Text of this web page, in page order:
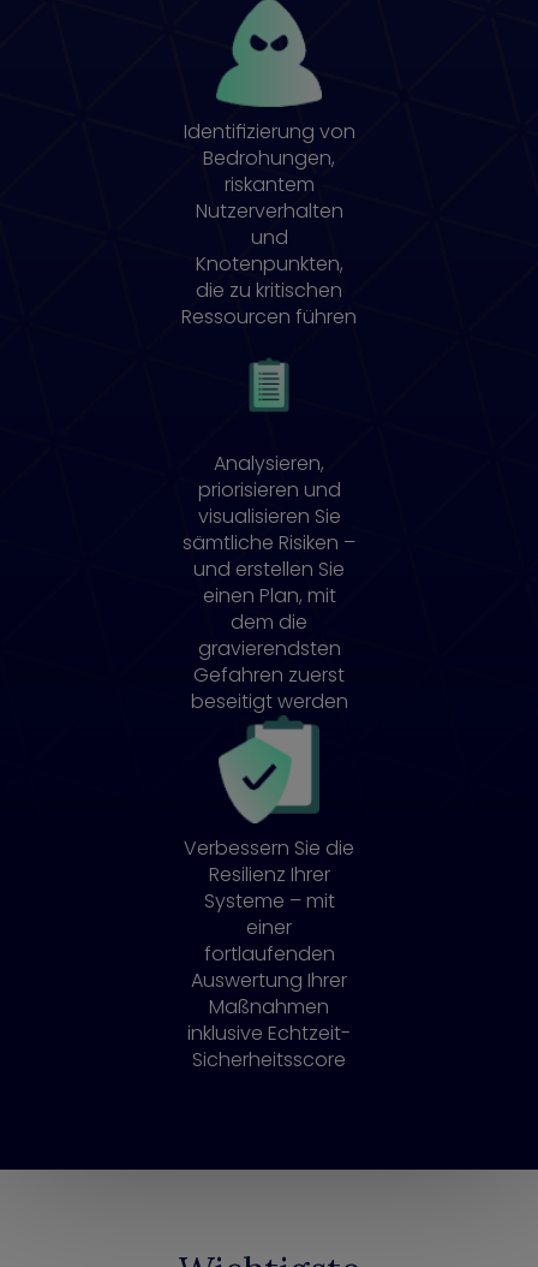
Identifizierung von
Bedrohungen,
riskantem
Nutzerverhalten
und
Knotenpunkten,
die zu kritischen
Ressourcen führen
Analysieren,
priorisieren und
visualisieren Sie
sämtliche Risiken –
und erstellen Sie
einen Plan, mit
dem die
gravierendsten
Gefahren zuerst
beseitigt werden
Verbessern Sie die
Resilienz Ihrer
Systeme – mit
einer
fortlaufenden
Auswertung Ihrer
Maßnahmen
inklusive Echtzeit-
Sicherheitsscore